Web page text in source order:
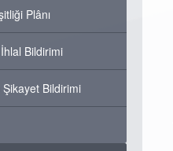
Plânı
Bildirimi
Bildirimi